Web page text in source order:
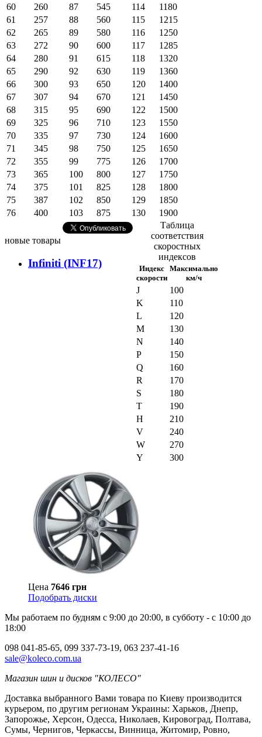
60
260 87 545 114
1180
61
257 88 560 115
1215
62
265 89 580 116
1250
63
272 90 600 117
1285
64
280 91 615 118
1320
65
290 92 630 119
1360
66
300 93 650 120
1400
67
307 94 670 121
1450
68
315 95 690 122
1500
69
325 96 710 123
1550
70
335 97 730 124
1600
71
345 98 750 125
1650
72
355 99 775 126
1700
73
365 100 800 127
1750
74
375 101 825 128
1800
75
387 102 850 129
1850
76
400 103 875 130
1900
Таблица
соответствия
скоростных
индексов
Индекс
скорости
Максимально
км/ч
J
100
K
110
L
120
M
130
N
140
P
150
Q
160
R
170
S
180
T
190
H
210
V
240
W
270
Y
300
новые товары
Infiniti (INF17)
Цена 7646 грн
Подобрать диски
Мы работаем по будням с 9:00 до 20:00, в субботу - с 10:00 до
18:00
098 041-85-65, 099 337-73-19, 063 237-41-16
sale@koleco.com.ua
Магазин шин и дисков "КОЛЕСО"
Доставка выбранного Вами товара по Киеву производится
курьером, по другим регионам Украины: Харьков, Днепр,
Запорожье, Херсон, Одесса, Николаев, Кировоград, Полтава,
Сумы, Чернигов, Черкассы, Винница, Житомир, Ровно,